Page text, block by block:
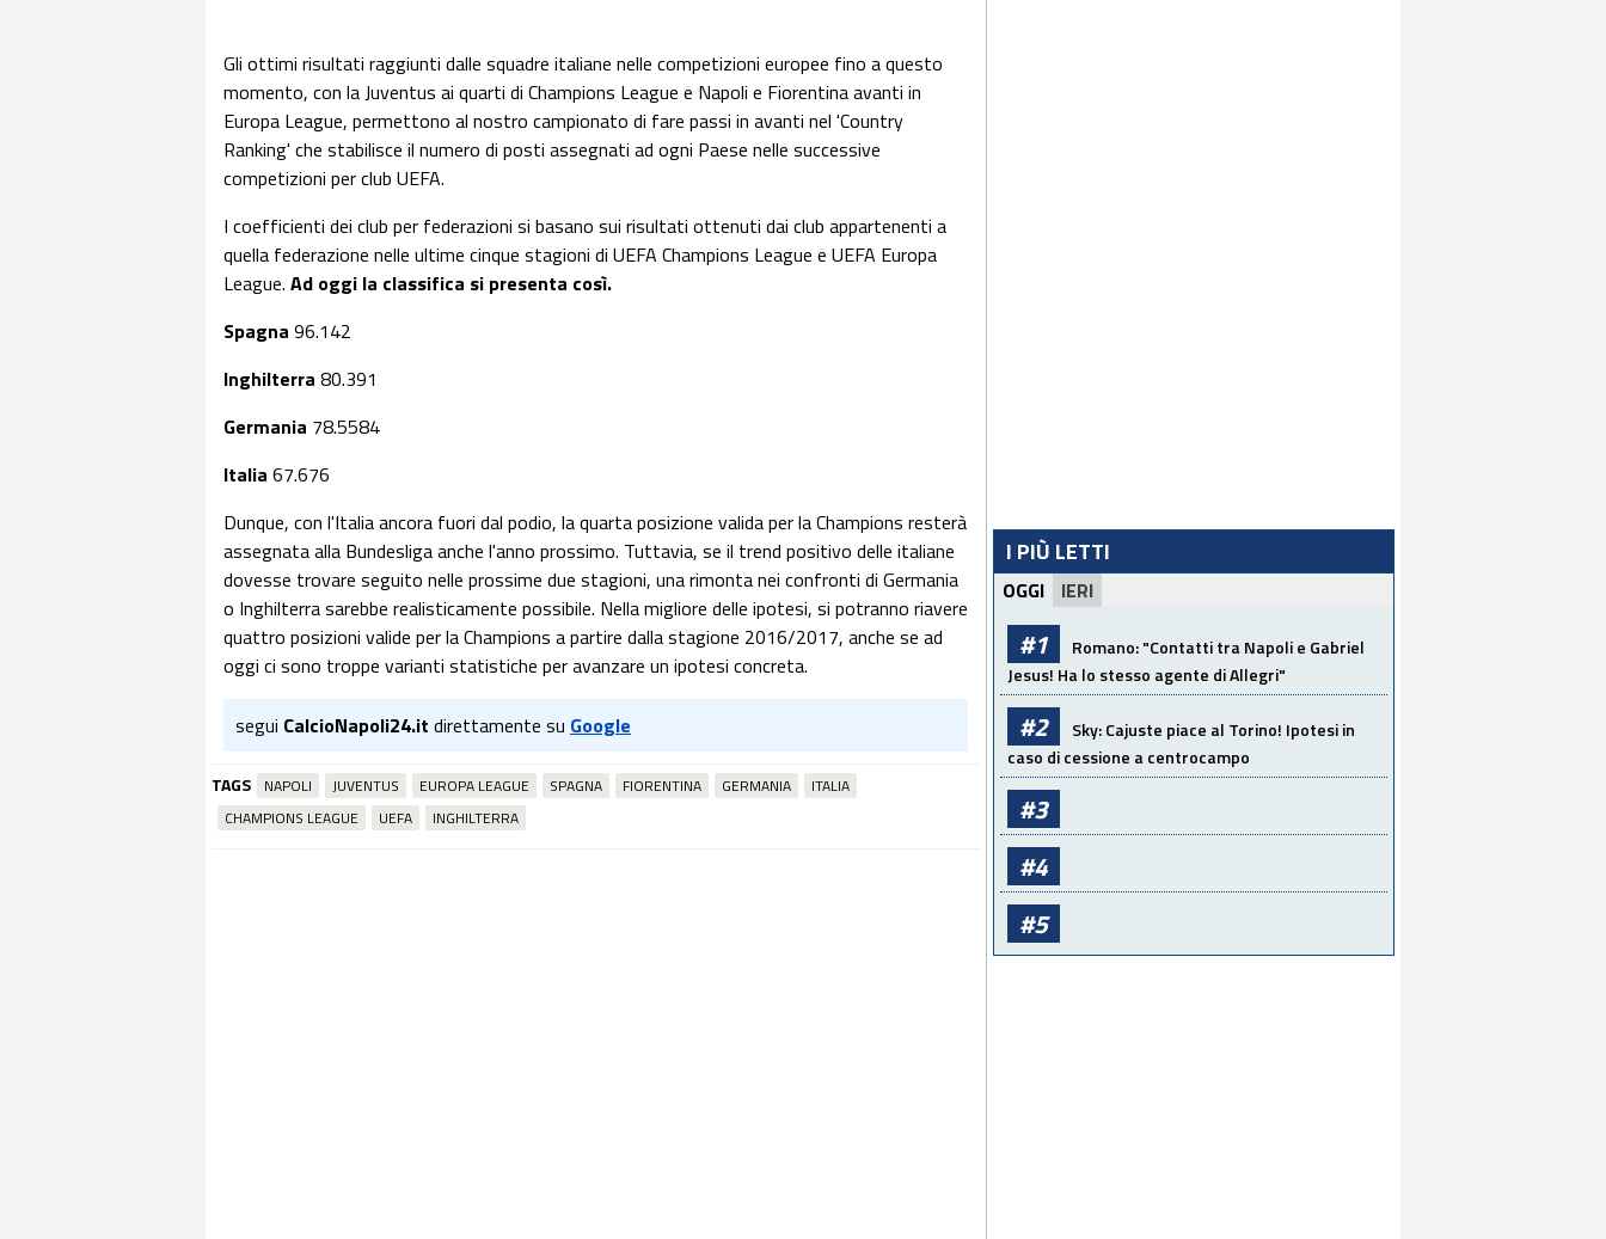
Gli ottimi risultati raggiunti dalle squadre italiane nelle competizioni europee fino a questo
momento, con la Juventus ai quarti di Champions League e Napoli e Fiorentina avanti in
Europa League, permettono al nostro campionato di fare passi in avanti nel 'Country
Ranking' che stabilisce il numero di posti assegnati ad ogni Paese nelle successive
competizioni per club UEFA.
I coefficienti dei club per federazioni si basano sui risultati ottenuti dai club appartenenti a
quella federazione nelle ultime cinque stagioni di UEFA Champions League e UEFA Europa
League. Ad oggi la classifica si presenta così.
Spagna 96.142
Inghilterra 80.391
Germania 78.5584
Italia 67.676
Dunque, con l'Italia ancora fuori dal podio, la quarta posizione valida per la Champions resterà
assegnata alla Bundesliga anche l'anno prossimo. Tuttavia, se il trend positivo delle italiane
dovesse trovare seguito nelle prossime due stagioni, una rimonta nei confronti di Germania
o Inghilterra sarebbe realisticamente possibile. Nella migliore delle ipotesi, si potranno riavere
quattro posizioni valide per la Champions a partire dalla stagione 2016/2017, anche se ad
oggi ci sono troppe varianti statistiche per avanzare un ipotesi concreta.
segui CalcioNapoli24.it direttamente su Google
TAGS NAPOLI JUVENTUS EUROPA LEAGUE SPAGNA FIORENTINA GERMANIA
ITALIA
CHAMPIONS LEAGUE
UEFA INGHILTERRA
I PIÙ LETTI
OGGI IERI
#1
Romano: "Contatti tra Napoli e Gabriel
Jesus! Ha lo stesso agente di Allegri"
#2
Sky: Cajuste piace al Torino! Ipotesi in
caso di cessione a centrocampo
#3
#4
#5